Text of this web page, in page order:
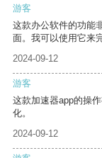
游客
这款办公软件的功能
面。我可以使用它来
2024-09-12
游客
这款加速器app的操
化。
2024-09-12